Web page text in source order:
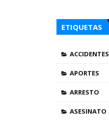
ETIQUETAS
ACCIDENTES
APORTES
ARRESTO
ASESINATO